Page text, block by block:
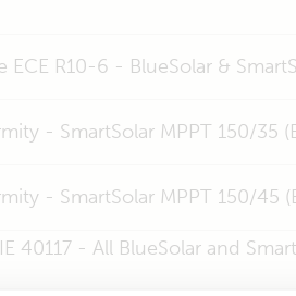
R10-6 - BlueSolar &
- SmartSolar MPPT 150/35
- SmartSolar MPPT 150/45
40117 - All BlueSolar and